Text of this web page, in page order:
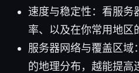
速度与稳定性：看服务
率、以及在你常用地区
服务器网络与覆盖区域
的地理分布，越能提高